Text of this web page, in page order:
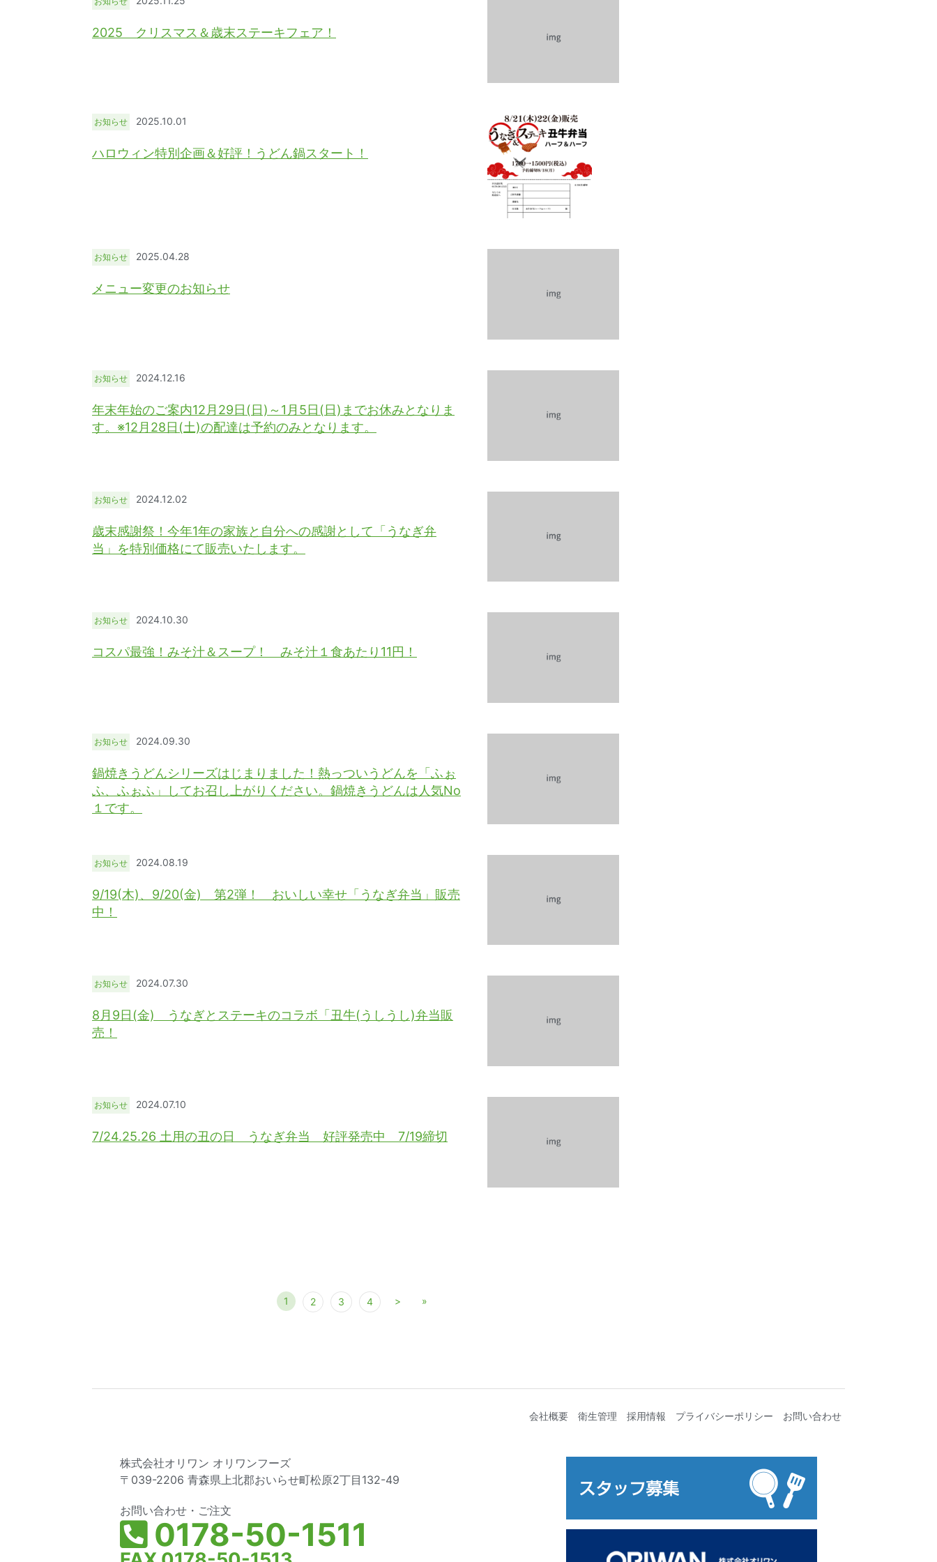
2025 クリスマス＆歳末ステーキフェア！
お知らせ 2025.10.01
ハロウィン特別企画＆好評！うどん鍋スタート！
お知らせ 2025.04.28
メニュー変更のお知らせ
お知らせ 2024.12.16
年末年始のご案内12月29日(日)～1月5日(日)までお休みとなりま
す。※12月28日(土)の配達は予約のみとなります。
お知らせ 2024.12.02
歳末感謝祭！今年1年の家族と自分への感謝として「うなぎ弁
当」を特別価格にて販売いたします。
お知らせ 2024.10.30
コスパ最強！みそ汁＆スープ！ みそ汁１食あたり11円！
お知らせ 2024.09.30
鍋焼きうどんシリーズはじまりました！熱っついうどんを「ふぉ
ふ、ふぉふ」してお召し上がりください。鍋焼きうどんは人気No
１です。
お知らせ 2024.08.19
9/19(木)、9/20(金) 第2弾！ おいしい幸せ「うなぎ弁当」販売
中！
お知らせ 2024.07.30
8月9日(金) うなぎとステーキのコラボ「丑牛(うしうし)弁当販
売！
お知らせ 2024.07.10
7/24.25.26 土用の丑の日 うなぎ弁当 好評発売中 7/19締切
1 2 3 4 > »
会社概要 衛生管理 採用情報 プライバシーポリシー お問い合わせ
株式会社オリワン オリワンフーズ
〒039-2206 青森県上北郡おいらせ町松原2丁目132-49
お問い合わせ・ご注文
0178-50-1511